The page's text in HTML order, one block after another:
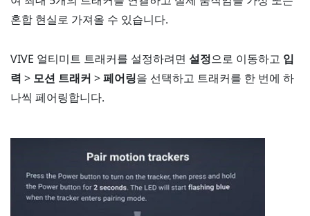
혼합 현실로 가져올 수 있습니다.
VIVE 얼티미트 트래커를 설정하려면 설정으로 이동하고 입
력 > 모션 트래커 >페어링을 선택하고 트래커를 한 번에 하
나씩 페어링합니다.